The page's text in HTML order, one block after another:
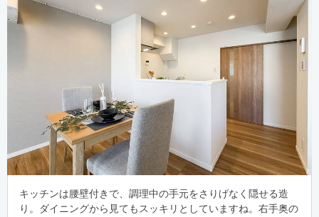
キッチンは腰壁付きで、調理中の手元をさりげなく隠せる造
り。ダイニングから見てもスッキリとしていますね。右手奥の